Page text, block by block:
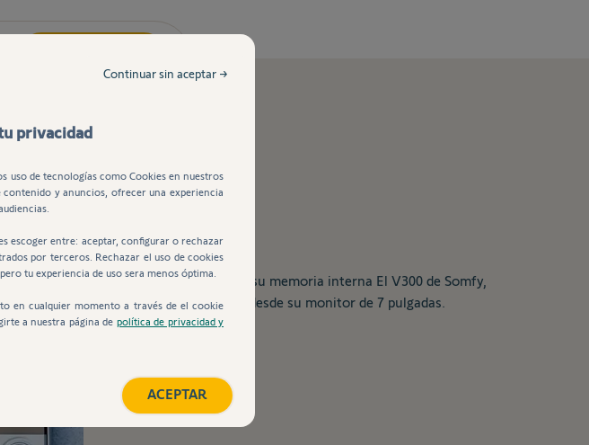
incluso cuando no estas. Gracias a su memoria interna El V300 de Somfy,
verlas, guardarlas o eliminarlas desde su monitor de 7 pulgadas.
privacidad
uso de tecnologías como Cookies en nuestros
y anuncios, ofrecer una experiencia
escoger entre: aceptar, configurar o rechazar
por terceros. Rechazar el uso de cookies
tu experiencia de uso sera menos óptima.
en cualquier momento a través de el cookie
a nuestra página de política de privacidad y
Continuar sin aceptar →
ACEPTAR